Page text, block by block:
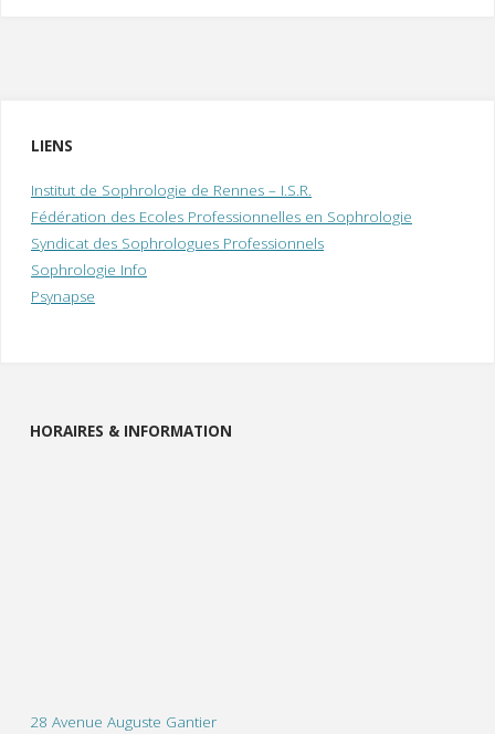
LIENS
Institut de Sophrologie de Rennes – I.S.R.
Fédération des Ecoles Professionnelles en Sophrologie
Syndicat des Sophrologues Professionnels
Sophrologie Info
Psynapse
HORAIRES & INFORMATION
28 Avenue Auguste Gantier